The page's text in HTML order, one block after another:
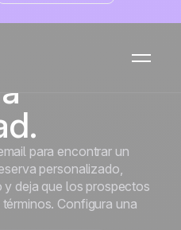
una
para encontrar un
personalizado,
deja que los prospectos
Configura una